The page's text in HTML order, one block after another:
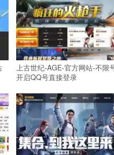
上古世纪-AGE-官方网站-不限
开启QQ号直接登录